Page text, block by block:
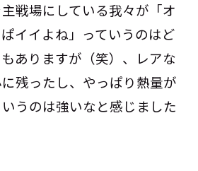
戦場にしている我々が「オ
イイよね」っていうのはど
ありますが（笑）、レアな
残ったし、やっぱり熱量が
うのは強いなと感じました